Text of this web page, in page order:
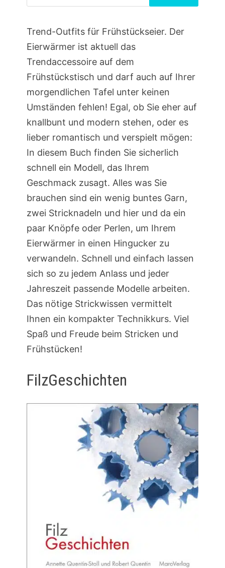
nach:
Trend-Outfits für Frühstückseier. Der
Eierwärmer ist aktuell das
Trendaccessoire auf dem
Frühstückstisch und darf auch auf Ihrer
morgendlichen Tafel unter keinen
Umständen fehlen! Egal, ob Sie eher auf
knallbunt und modern stehen, oder es
lieber romantisch und verspielt mögen:
In diesem Buch finden Sie sicherlich
schnell ein Modell, das Ihrem
Geschmack zusagt. Alles was Sie
brauchen sind ein wenig buntes Garn,
zwei Stricknadeln und hier und da ein
paar Knöpfe oder Perlen, um Ihrem
Eierwärmer in einen Hingucker zu
verwandeln. Schnell und einfach lassen
sich so zu jedem Anlass und jeder
Jahreszeit passende Modelle arbeiten.
Das nötige Strickwissen vermittelt
Ihnen ein kompakter Technikkurs. Viel
Spaß und Freude beim Stricken und
Frühstücken!
FilzGeschichten